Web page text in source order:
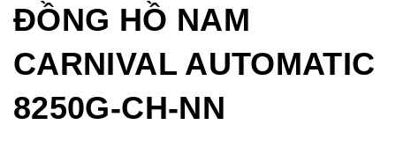
ĐỒNG HỒ NAM
CARNIVAL AUTOMATIC
8250G-CH-NN